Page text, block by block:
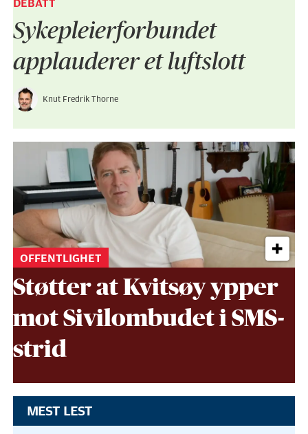
DEBATT
Sykepleier­forbundet
applauderer et luftslott
Knut Fredrik Thorne
OFFENTLIGHET
Støtter at Kvitsøy ypper
mot Sivil­ombudet i SMS-
strid
MEST LEST